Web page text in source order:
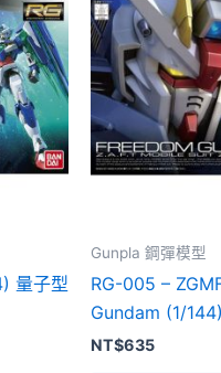
量子型
Gunpla 鋼彈模型
RG-005 –
Gundam (1/
NT$635